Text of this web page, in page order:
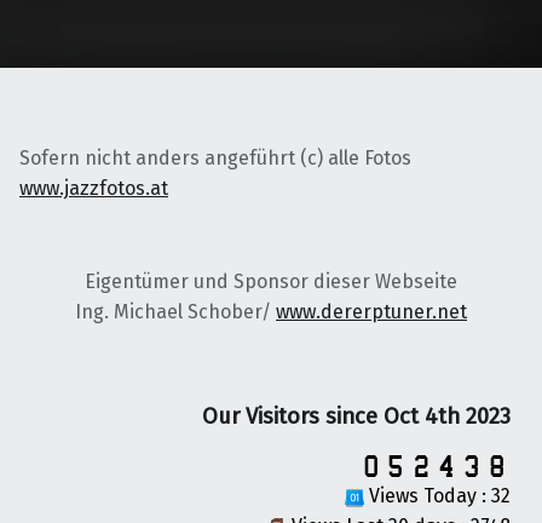
Sofern nicht anders angeführt (c) alle Fotos
www.jazzfotos.at
Eigentümer und Sponsor dieser Webseite
Ing. Michael Schober/ www.dererptuner.net
Our Visitors since Oct 4th 2023
Views Today : 32